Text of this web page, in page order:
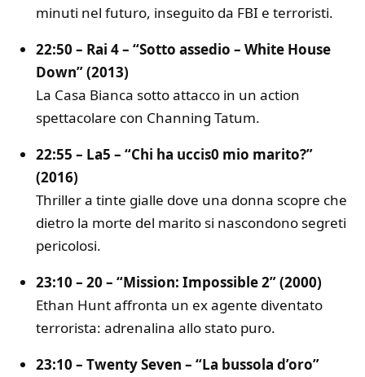
minuti nel futuro, inseguito da FBI e terroristi.
22:50 – Rai 4 – “Sotto assedio – White House
Down” (2013)
La Casa Bianca sotto attacco in un action
spettacolare con Channing Tatum.
22:55 – La5 – “Chi ha uccis0 mio marito?”
(2016)
Thriller a tinte gialle dove una donna scopre che
dietro la morte del marito si nascondono segreti
pericolosi.
23:10 – 20 – “Mission: Impossible 2” (2000)
Ethan Hunt affronta un ex agente diventato
terrorista: adrenalina allo stato puro.
23:10 – Twenty Seven – “La bussola d’oro”